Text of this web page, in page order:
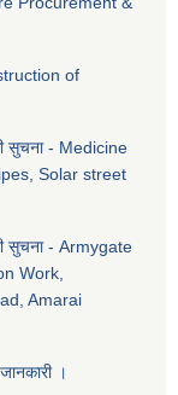
of
सुचना - Medicine
Solar street
सुचना - Armygate
Work,
Amarai
।